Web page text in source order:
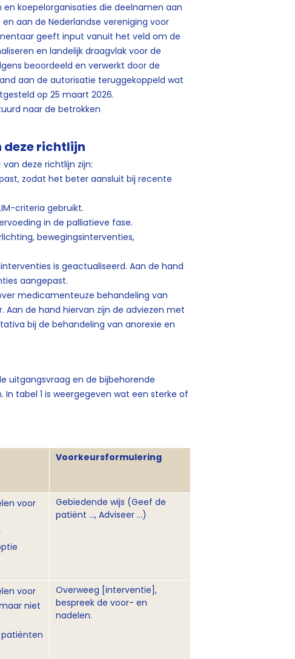
koepelorganisaties die deelnamen aan
en aan de Nederlandse vereniging voor
geeft input vanuit het veld om de
en landelijk draagvlak voor de
beoordeeld en verwerkt door de
aan de autorisatie teruggekoppeld wat
op 25 maart 2026.
naar de betrokken
deze richtlijn
deze richtlijn zijn:
zodat het beter aansluit bij recente
criteria gebruikt.
in de palliatieve fase.
bewegingsinterventies,
is geactualiseerd. Aan de hand
aangepast.
medicamenteuze behandeling van
de hand hiervan zijn de adviezen met
bij de behandeling van anorexie en
uitgangsvraag en de bijbehorende
tabel 1 is weergegeven wat een sterke of
Voorkeursformulering
voor
Gebiedende wijs (Geef de
patiënt …, Adviseer …)
voor
niet
Overweeg [interventie],
bespreek de voor- en
nadelen.